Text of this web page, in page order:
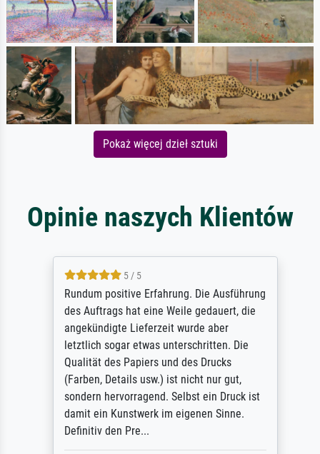
Pokaż więcej dzieł sztuki
Opinie naszych Klientów
5 / 5
Rundum positive Erfahrung. Die Ausführung
des Auftrags hat eine Weile gedauert, die
angekündigte Lieferzeit wurde aber
letztlich sogar etwas unterschritten. Die
Qualität des Papiers und des Drucks
(Farben, Details usw.) ist nicht nur gut,
sondern hervorragend. Selbst ein Druck ist
damit ein Kunstwerk im eigenen Sinne.
Definitiv den Pre...